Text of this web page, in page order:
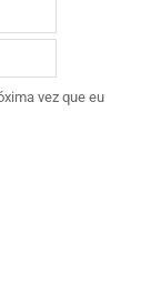
vez que eu